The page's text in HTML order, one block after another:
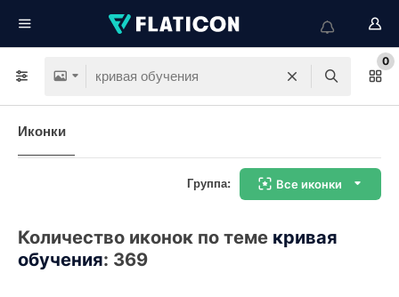
0
Иконки
Группа: Все иконки
Количество иконок по теме кривая
обучения: 369